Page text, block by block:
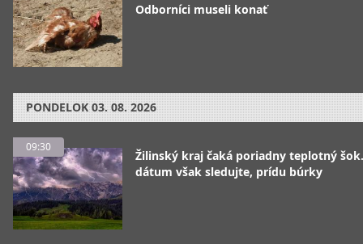
Odborníci museli konať
PONDELOK 03. 08. 2026
09:30
Žilinský kraj čaká poriadny teplotný
dátum však sledujte, prídu búrky